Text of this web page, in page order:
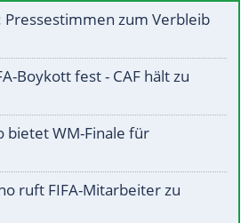
Pressestimmen zum Verbleib
Boykott fest - CAF hält zu
bietet WM-Finale für
ruft FIFA-Mitarbeiter zu